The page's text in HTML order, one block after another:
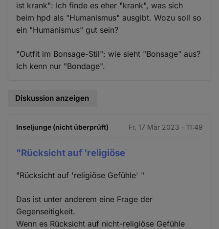
ist krank": Ich finde es eher "krank", was sich
beim hpd als "Humanismus" ausgibt. Wozu soll so
ein "Humanismus" gut sein?
"Outfit im Bonsage-Stil": wie sieht "Bonsage" aus?
Ich kenn nur "Bondage".
Diskussion anzeigen
Inseljunge (nicht überprüft) Fr. 17 Mär 2023 - 11:49
"Rücksicht auf 'religiöse
"Rücksicht auf 'religiöse Gefühle' "
Das ist unter anderem eine Frage der
Gegenseitigkeit.
Wenn es Rücksicht auf nicht-religiöse Gefühle